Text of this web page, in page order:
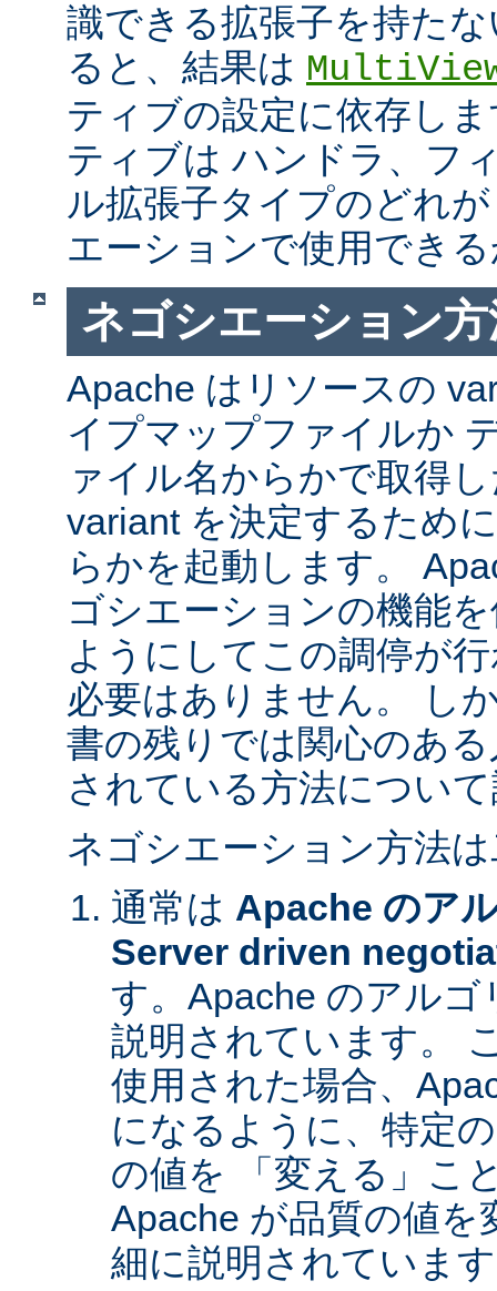
識できる拡張子を持た
ると、結果は
ティブの設定に依存し
ティブは ハンドラ、フ
ル拡張子タイプのどれ
エーションで使用でき
ネゴシエーション方
Apache はリソースの
イプマップファイルか
ァイル名からかで取得
variant を決定するため
らかを起動します。
ゴシエーションの機能
ようにしてこの調停が
必要はありません。 し
書の残りでは関心のあ
されている方法につい
ネゴシエーション方法
通常は Apache のア
Server driven
す。Apache のアル
説明されています。
使用された場合、
になるように、特定
の値を 「変える」こ
Apache が品質の値を
細に説明されていま